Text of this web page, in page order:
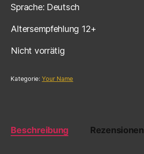
Sprache: Deutsch
Altersempfehlung 12+
Nicht vorrätig
Kategorie:Your Name
Beschreibung